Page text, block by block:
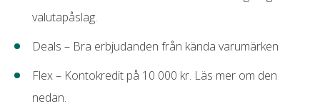
valutapåslag.
Deals – Bra erbjudanden från kända varumärken
Flex – Kontokredit på 10 000 kr. Läs mer om den
nedan.